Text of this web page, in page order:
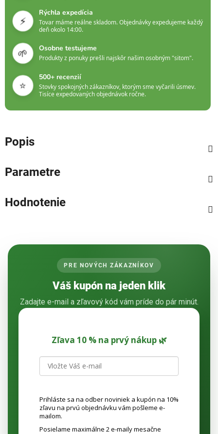
⚡
Rýchla expedícia
Tovar máme reálne skladom. Objednávky expedujeme každý
deň okolo 14:00.
🌱 Osobne testujeme
Produkty z ponuky prešli najskôr našim osobným "sitom".
⭐
500+ recenzií
Stovky spokojných zákazníkov, ktorým sme vyčarili úsmev.
Tisíce expedovaných objednávok ročne.
Popis
Parametre
Hodnotenie
PRE NOVÝCH ZÁKAZNÍKOV
Váš kupón na jeden klik
Zadajte e-mail a zľavový kód vám príde do pár minút.
Zľava 10 % na prvý nákup 🌿
Prihláste sa na odber noviniek a kupón na 10%
zľavu na prvú objednávku vám pošleme e-
mailom.
Posielame maximálne 2 e-maily mesačne